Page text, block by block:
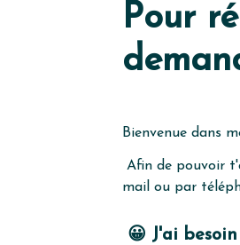
Pour
Bienvenue dans
mail ou par
😀 J'ai